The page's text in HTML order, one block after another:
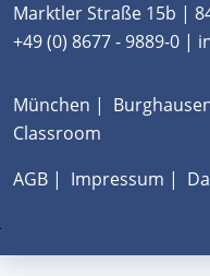
Marktler Straße 15b |
+49 (0) 8677 - 9889-0 |
München |
Classroom
AGB | Impressum |